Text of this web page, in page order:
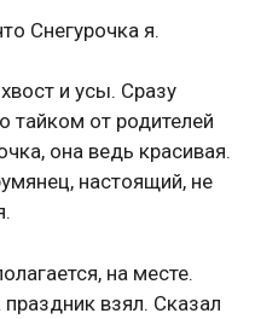
Снегурочка я.
и усы. Сразу
тайком от родителей
она ведь красивая.
настоящий, не
на месте.
взял. Сказал